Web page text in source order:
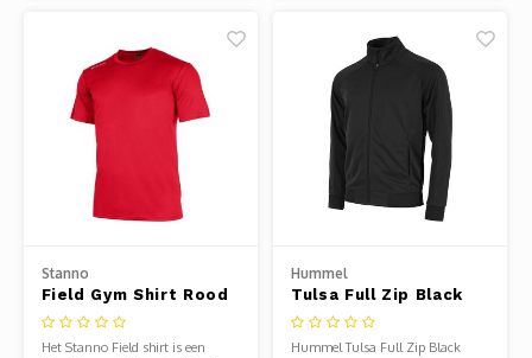
Stanno
Field Gym Shirt Rood
Het Stanno Field shirt is een
Hummel
Tulsa Full Zip Black
Hummel Tulsa Full Zip Black